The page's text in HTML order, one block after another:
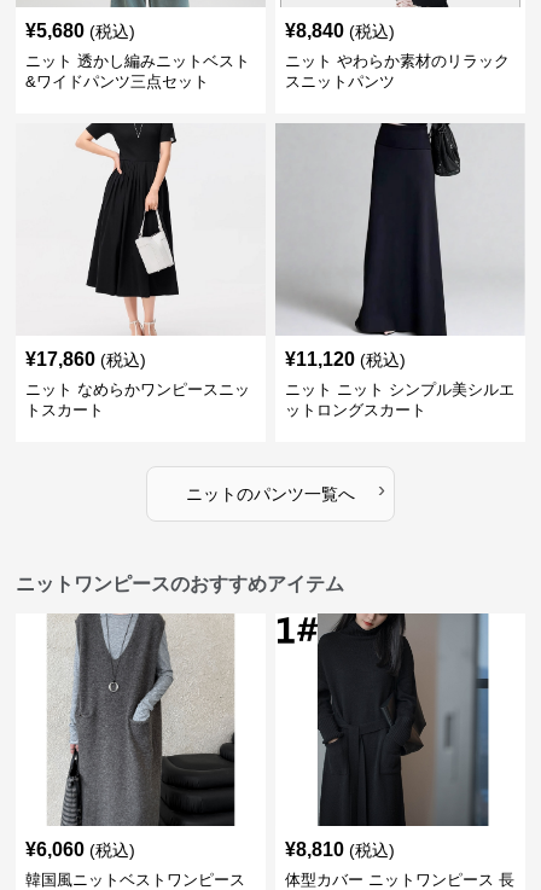
¥5,680 (税込)
ニット 透かし編みニットベスト
&ワイドパンツ三点セット
¥8,840 (税込)
ニット やわらか素材のリラック
スニットパンツ
¥17,860 (税込)
ニット なめらかワンピースニッ
トスカート
¥11,120 (税込)
ニット ニット シンプル美シルエ
ットロングスカート
ニットのパンツ一覧へ ›
ニットワンピースのおすすめアイテム
¥6,060 (税込)
韓国風ニットベストワンピース
¥8,810 (税込)
体型カバー ニットワンピース 長